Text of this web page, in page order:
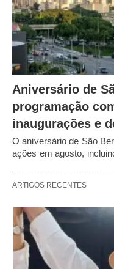
Aniversário de
programação
inaugurações e
O aniversário de São
ações em agosto,
ARTIGOS RECENTES